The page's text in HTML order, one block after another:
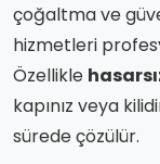
çoğaltma ve
hizmetleri
Özellikle
kapınız veya
sürede çözülür.